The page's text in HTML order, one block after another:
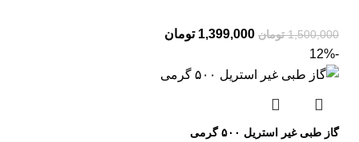
1,500,000 تومان 1,399,000 تومان
-12%
گاز طبی غیر استریل ۵۰۰ گرمی